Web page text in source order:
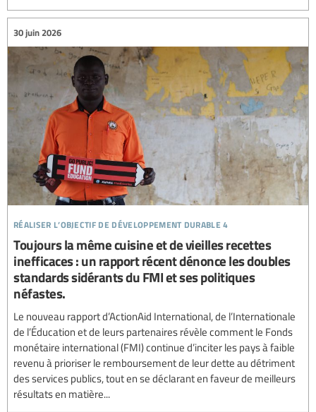
réaliser l’objectif de développement durable 4
30 juin 2026
Toujours la même cuisine et de vieilles recettes
inefficaces : un rapport récent dénonce les doubles
standards sidérants du FMI et ses politiques
néfastes.
Le nouveau rapport d’ActionAid International, de l’Internationale
de l’Éducation et de leurs partenaires révèle comment le Fonds
monétaire international (FMI) continue d’inciter les pays à faible
revenu à prioriser le remboursement de leur dette au détriment
des services publics, tout en se déclarant en faveur de meilleurs
résultats en matière...